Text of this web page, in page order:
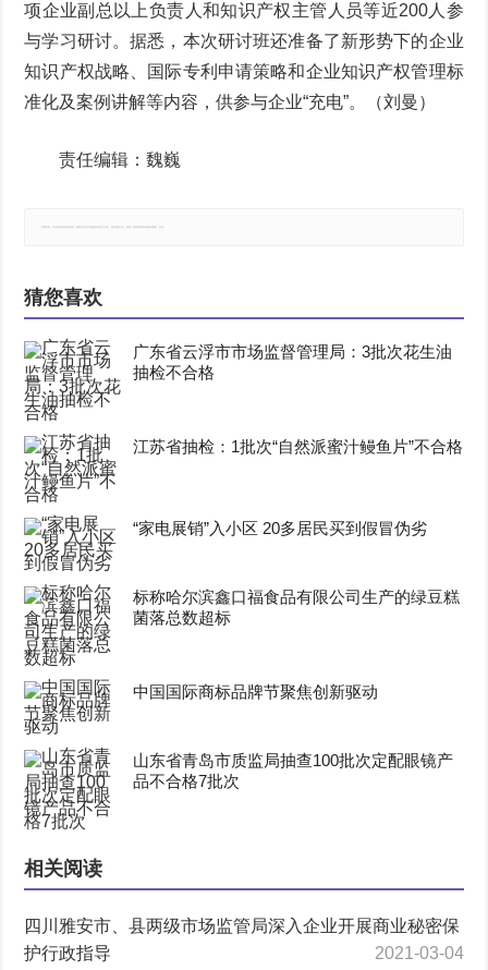
项企业副总以上负责人和知识产权主管人员等近200人参
与学习研讨。据悉，本次研讨班还准备了新形势下的企业
知识产权战略、国际专利申请策略和企业知识产权管理标
准化及案例讲解等内容，供参与企业“充电”。（刘曼）
责任编辑：魏巍
猜您喜欢
广东省云浮市市场监督管理局：3批次花生油
抽检不合格
江苏省抽检：1批次“自然派蜜汁鳗鱼片”不合格
“家电展销”入小区 20多居民买到假冒伪劣
标称哈尔滨鑫口福食品有限公司生产的绿豆糕
菌落总数超标
中国国际商标品牌节聚焦创新驱动
山东省青岛市质监局抽查100批次定配眼镜产
品不合格7批次
相关阅读
四川雅安市、县两级市场监管局深入企业开展商业秘密保
护行政指导
2021-03-04